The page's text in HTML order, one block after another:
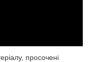
просочені